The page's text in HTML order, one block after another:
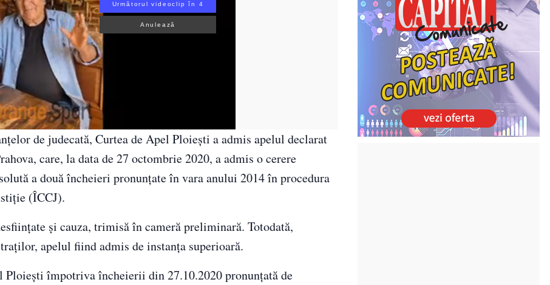
Următorul videoclip în 3
Anulează
de judecată, Curtea de Apel Ploieşti a admis apelul declarat
care, la data de 27 octombrie 2020, a admis o cerere
a două încheieri pronunţate în vara anului 2014 în procedura
(ÎCCJ).
şi cauza, trimisă în cameră preliminară. Totodată,
apelul fiind admis de instanţa superioară.
împotriva încheierii din 27.10.2020 pronunţată de